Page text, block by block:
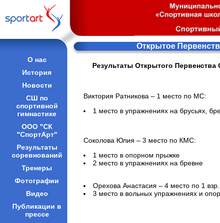
О нас
История
Новости
СШ по
спортивной
гимнастике
ООО "СК
"СпортАрт"
Результаты
соревнований
Тренеры
Фотографии
Видео
Публикации в
прессе
Открытое
Результаты Открытого
Виктория Ратникова – 1 место по МС:
1 место в упражнениях на брусьях,
Соколова Юлия – 3 место по КМС:
1 место в опорном прыжке
2 место в упражнениях на бревне
Орехова Анастасия – 4 место по 1
3 место в вольных упражнениях и